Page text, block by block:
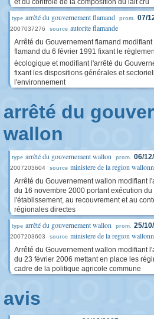
et du contrôle de la composition du lait cru
type arrêté du gouvernement flamand prom. 07/
2007037276 source autorite flamande
Arrêté du Gouvernement flamand
flamand du 6 février 1991 fixant le
écologique et modifiant l'arrêté du
fixant les dispositions générales et
l'environnement
arrêté du
wallon
type arrêté du gouvernement wallon prom. 06/
2007203604 source ministere de la region
Arrêté du Gouvernement wallon modifiant
du 16 novembre 2000 portant exécution
l'établissement, au recouvrement et au
régionales directes
type arrêté du gouvernement wallon prom. 25/
2007203603 source ministere de la region
Arrêté du Gouvernement wallon modifiant
du 23 février 2006 mettant en place les
cadre de la politique agricole commune
avis